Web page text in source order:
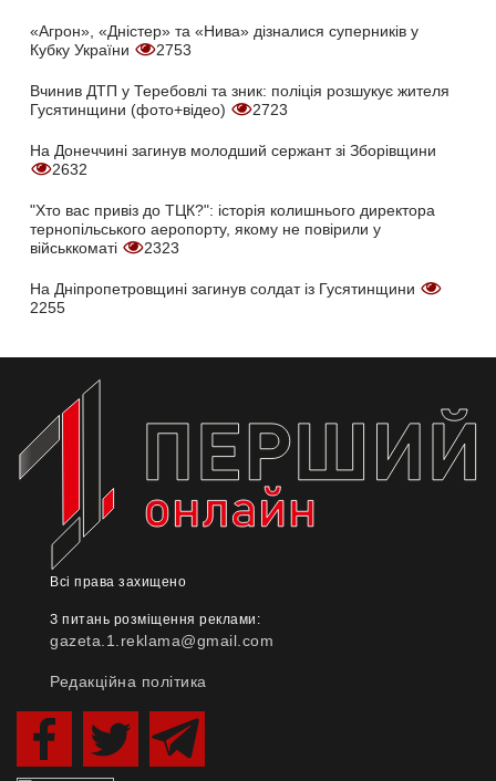
«Агрон», «Дністер» та «Нива» дізналися суперників у
Кубку України
2753
Вчинив ДТП у Теребовлі та зник: поліція розшукує жителя
Гусятинщини (фото+відео)
2723
На Донеччині загинув молодший сержант зі Зборівщини
2632
"Хто вас привіз до ТЦК?": історія колишнього директора
тернопільського аеропорту, якому не повірили у
військкоматі
2323
На Дніпропетровщині загинув солдат із Гусятинщини
2255
Всі права захищено
З питань розміщення реклами:
gazeta.1.reklama@gmail.com
Редакційна політика